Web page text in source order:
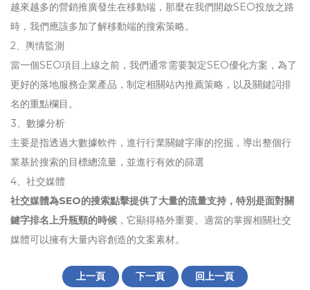
越來越多的營銷推廣發生在移動端，那麼在我們開啟SEO投放之路
時，我們應該多加了解移動端的搜索策略。
2、輿情監測
當一個SEO項目上線之前，我們通常需要製定SEO優化方案，為了
更好的落地服務企業產品，制定相關站內推薦策略，以及關鍵詞排
名的重點欄目。
3、數據分析
主要是指透過大數據軟件，進行行業關鍵字庫的挖掘，導出整個行
業基於搜索的目標總流量，並進行有效的篩選
4、社交媒體
社交媒體為SEO的搜索點擊提供了大量的流量支持，特別是面對關
鍵字排名上升瓶頸的時候 ，它顯得格外重要。適當的掌握相關社交
媒體可以擁有大量內容創造的文案素材。
上一頁 下一頁 回上一頁